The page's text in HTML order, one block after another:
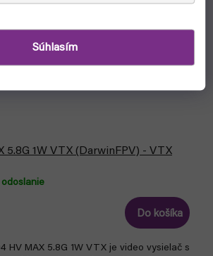
Súhlasím
5.8G 1W VTX (DarwinFPV) - VTX
Do košíka
HV MAX 5.8G 1W VTX je video vysielač s